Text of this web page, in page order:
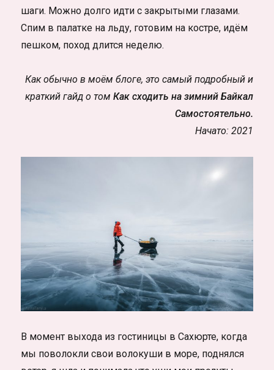
шаги. Можно долго идти с закрытыми глазами.
Спим в палатке на льду, готовим на костре, идём
пешком, поход длится неделю.
Как обычно в моём блоге, это самый подробный и
краткий гайд о том Как сходить на зимний Байкал
Самостоятельно.
Начато: 2021
В момент выхода из гостиницы в Сахюрте, когда
мы поволокли свои волокуши в море, поднялся